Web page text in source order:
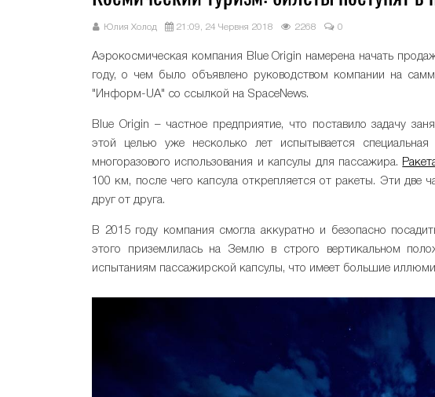
Юлия Холод 21:09, 24 Червня 2018 2268 0
Аэрокосмическая компания Blue Origin намерена начать
году, о чем было объявлено руководством компании на
"Информ-UA" со ссылкой на SpaceNews.
Blue Origin – частное предприятие, что поставило задачу
этой целью уже несколько лет испытывается
многоразового использования и капсулы для пассажира.
100 км, после чего капсула открепляется от ракеты. Эти две
друг от друга.
В 2015 году компания смогла аккуратно и безопасно
этого приземлилась на Землю в строго вертикальном
испытаниям пассажирской капсулы, что имеет большие